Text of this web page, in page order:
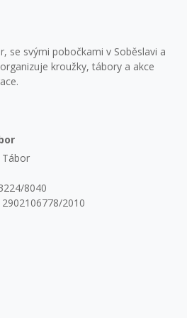
se svými pobočkami v Soběslavi a
kroužky, tábory a akce
Tábor
8040
2010